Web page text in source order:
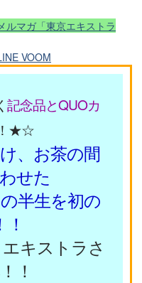
メルマガ「東京エキストラ
VOOM
記念品とQUOカ
★☆
、お茶の間
せた
半生を初の
キストラさ
！